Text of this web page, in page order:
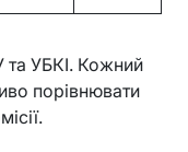
та УБКІ. Кожний
порівнювати